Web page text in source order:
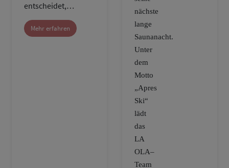
entscheidet,…
Mehr erfahren
nächste
lange
Saunanacht.
Unter
dem
Motto
„Apres
Ski“
lädt
das
LA
OLA–
Team